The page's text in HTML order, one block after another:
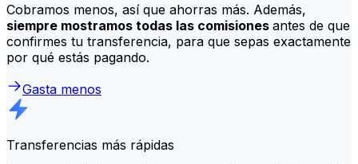
Cobramos menos, así que ahorras más. Además,
siempre mostramos todas las comisiones antes de que
confirmes tu transferencia, para que sepas exactamente
por qué estás pagando.
Gasta menos
Transferencias más rápidas